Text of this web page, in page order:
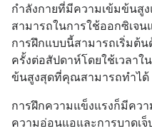
กำลังกายที่มีความเข้มข้นสู
สามารถในการใช้ออกซิเจ
การฝึกแบบนี้สามารถเริ่มต้น
ครั้งต่อสัปดาห์โดยใช้เวลา
ข้นสูงสุดที่คุณสามารถทำได้
การฝึกความแข็งแรงก็มีคว
ความอ่อนแอและการบาดเ